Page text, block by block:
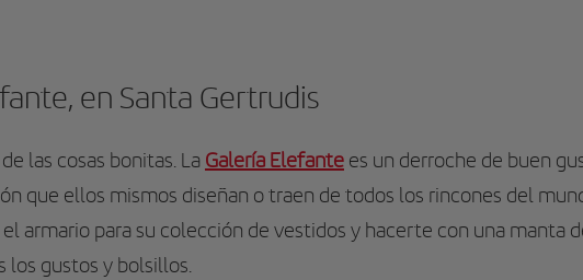
en Santa Gertrudis
las cosas bonitas. La Galería Elefante es un derroche de buen
que ellos mismos diseñan o traen de todos los rincones del
armario para su colección de vestidos y hacerte con una manta
los gustos y bolsillos.